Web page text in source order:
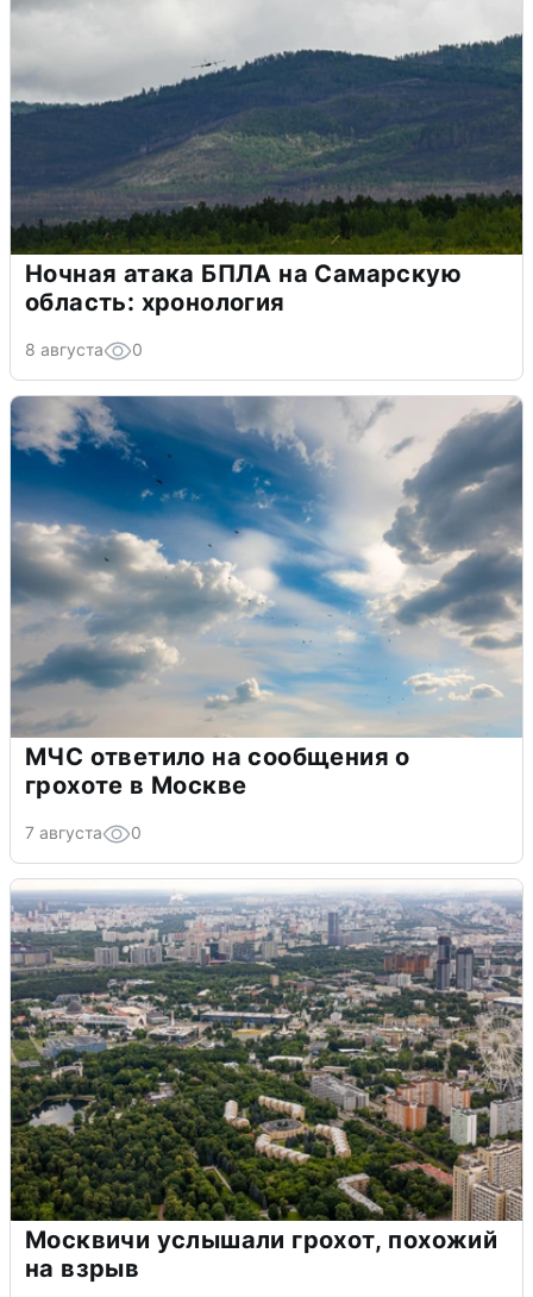
Ночная атака БПЛА на Самарскую
область: хронология
8 августа 0
МЧС ответило на сообщения о
грохоте в Москве
7 августа 0
Москвичи услышали грохот, похожий
на взрыв